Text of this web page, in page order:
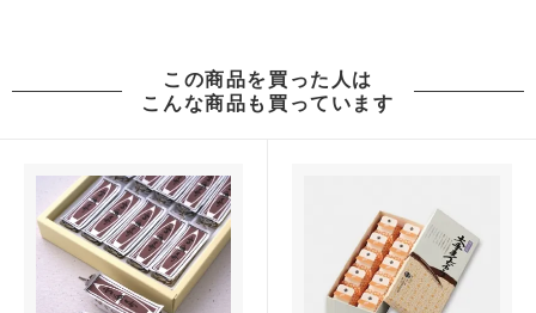
この商品を買った人は
こんな商品も買っています